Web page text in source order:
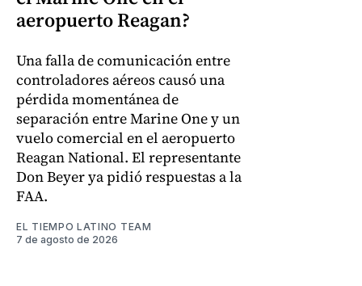
aeropuerto Reagan?
Una falla de comunicación entre
controladores aéreos causó una
pérdida momentánea de
separación entre Marine One y un
vuelo comercial en el aeropuerto
Reagan National. El representante
Don Beyer ya pidió respuestas a la
FAA.
EL TIEMPO LATINO TEAM
7 de agosto de 2026